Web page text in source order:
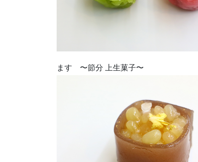
ます 〜節分 上生菓子〜